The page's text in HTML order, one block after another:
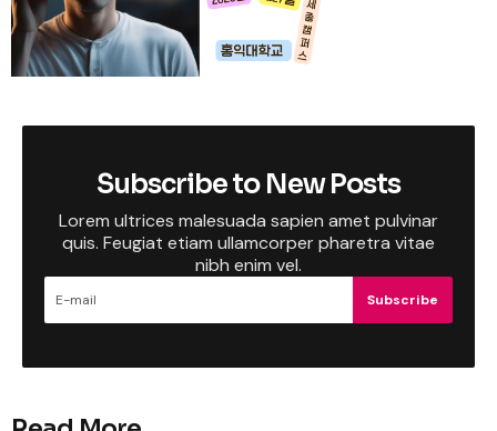
Subscribe to New Posts
Lorem ultrices malesuada sapien amet pulvinar
quis. Feugiat etiam ullamcorper pharetra vitae
nibh enim vel.
Subscribe